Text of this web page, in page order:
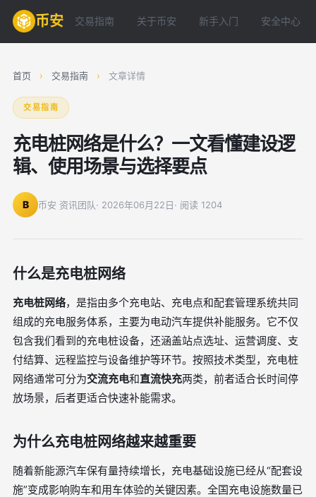
币安 交易指南 关于币安 新手入门 安全中心
首页 › 交易指南 › 文章详情
交易指南
充电桩网络是什么？一文看懂建设逻
辑、使用场景与选择要点
B 币安 资讯团队· 2026年06月22日· 阅读 1204
什么是充电桩网络
充电桩网络，是指由多个充电站、充电点和配套管理系统共同
组成的充电服务体系，主要为电动汽车提供补能服务。它不仅
包含我们看到的充电桩设备，还涵盖站点选址、运营调度、支
付结算、远程监控与设备维护等环节。按照技术类型，充电桩
网络通常可分为交流充电和直流快充两类，前者适合长时间停
放场景，后者更适合快速补能需求。
为什么充电桩网络越来越重要
随着新能源汽车保有量持续增长，充电基础设施已经从“配套设
施”变成影响购车和用车体验的关键因素。全国充电设施数量已